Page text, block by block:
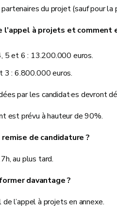
du projet (sauf pour la
à projets et comment
5 et 6 : 13.200.000 euros.
3 : 6.800.000 euros.
par les candidat·es devront
est prévu à hauteur de 90%.
de candidature ?
au plus tard.
davantage ?
l’appel à projets en annexe.